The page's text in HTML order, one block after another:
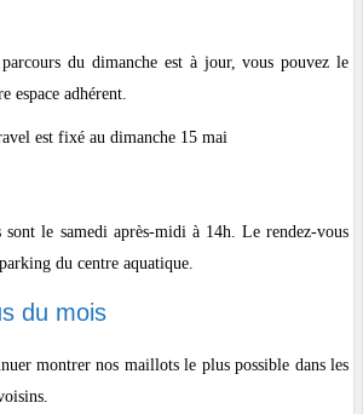
du dimanche est à jour, vous pouvez le
espace adhérent.
est fixé au dimanche 15 mai
sont le samedi après-midi à 14h. Le rendez-vous
du centre aquatique.
du mois
montrer nos maillots le plus possible dans les